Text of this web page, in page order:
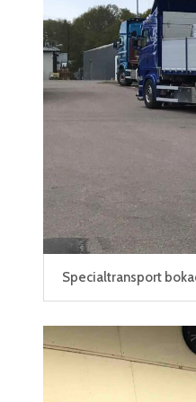
Specialtransport